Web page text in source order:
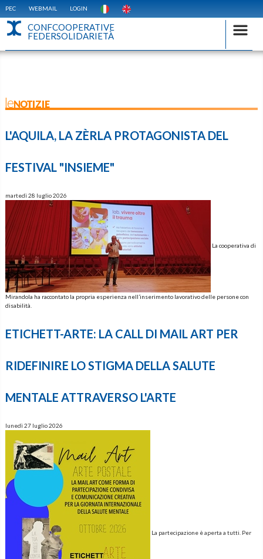
PEC WEBMAIL LOGIN
CONFCOOPERATIVE
FEDERSOLIDARIETÀ
leNOTIZIE
L'AQUILA, LA ZÈRLA PROTAGONISTA DEL
FESTIVAL "INSIEME"
martedì 28 luglio 2026
La cooperativa di
Mirandola ha raccontato la propria esperienza nell’inserimento lavorativo delle persone con
disabilità.
ETICHETT-ARTE: LA CALL DI MAIL ART PER
RIDEFINIRE LO STIGMA DELLA SALUTE
MENTALE ATTRAVERSO L'ARTE
lunedì 27 luglio 2026
La partecipazione è aperta a tutti. Per